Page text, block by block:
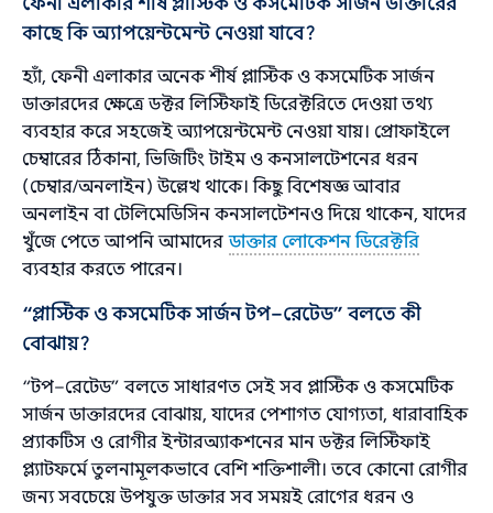
কাছে কি অ্যাপয়েন্টমেন্ট নেওয়া যাবে?
হ্যাঁ, ফেনী এলাকার অনেক শীর্ষ প্লাস্টিক ও কসমেটিক সার্জন
ডাক্তারদের ক্ষেত্রে ডক্টর লিস্টিফাই ডিরেক্টরিতে দেওয়া তথ্য
ব্যবহার করে সহজেই অ্যাপয়েন্টমেন্ট নেওয়া যায়। প্রোফাইলে
চেম্বারের ঠিকানা, ভিজিটিং টাইম ও কনসালটেশনের ধরন
(চেম্বার/অনলাইন) উল্লেখ থাকে। কিছু বিশেষজ্ঞ আবার
অনলাইন বা টেলিমেডিসিন কনসালটেশনও দিয়ে থাকেন, যাদের
খুঁজে পেতে আপনি আমাদেরডাক্তার লোকেশন ডিরেক্টরি
ব্যবহার করতে পারেন।
“প্লাস্টিক ও কসমেটিক সার্জন টপ–রেটেড” বলতে কী
বোঝায়?
“টপ–রেটেড” বলতে সাধারণত সেই সব প্লাস্টিক ও কসমেটিক
সার্জন ডাক্তারদের বোঝায়, যাদের পেশাগত যোগ্যতা, ধারাবাহিক
প্র্যাকটিস ও রোগীর ইন্টারঅ্যাকশনের মান ডক্টর লিস্টিফাই
প্ল্যাটফর্মে তুলনামূলকভাবে বেশি শক্তিশালী। তবে কোনো রোগীর
জন্য সবচেয়ে উপযুক্ত ডাক্তার সব সময়ই রোগের ধরন ও